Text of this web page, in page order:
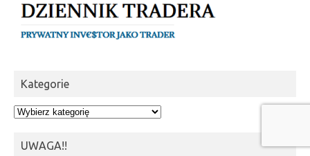
Kategorie
Kategorie
UWAGA!!